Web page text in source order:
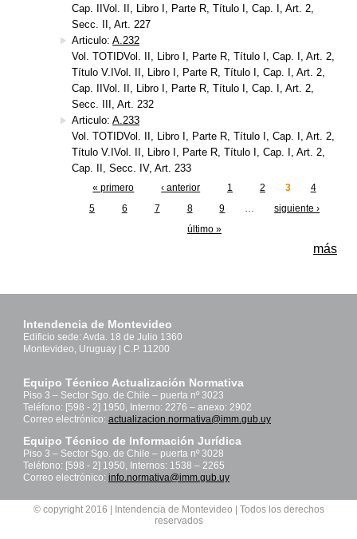
Cap. IIVol. II, Libro I, Parte R, Título I, Cap. I, Art. 2,
Secc. II, Art. 227
Articulo: A.232
Vol. TOTIDVol. II, Libro I, Parte R, Título I, Cap. I, Art. 2,
Título V.IVol. II, Libro I, Parte R, Título I, Cap. I, Art. 2,
Cap. IIVol. II, Libro I, Parte R, Título I, Cap. I, Art. 2,
Secc. III, Art. 232
Articulo: A.233
Vol. TOTIDVol. II, Libro I, Parte R, Título I, Cap. I, Art. 2,
Título V.IVol. II, Libro I, Parte R, Título I, Cap. I, Art. 2,
Cap. II, Secc. IV, Art. 233
« primero ‹ anterior 1 2 3
4
5
6 7 8 9 …
siguiente ›
último »
más
Intendencia de Montevideo
Edificio sede: Avda. 18 de Julio 1360
Montevideo, Uruguay | C.P. 11200
Equipo Técnico Actualización Normativa
Piso 3 – Sector Sgo. de Chile – puerta nº 3023
Teléfono: [598 - 2] 1950, Interno: 2276 – anexo: 2902
Correo electrónico: actualizacion.normativa@imm.gub.uy
Equipo Técnico de Información Jurídica
Piso 3 – Sector Sgo. de Chile – puerta nº 3028
Teléfono: [598 - 2] 1950, Internos: 1538 – 2265
Correo electrónico: info.normativa@imm.gub.uy
© copyright 2016 | Intendencia de Montevideo | Todos los derechos
reservados